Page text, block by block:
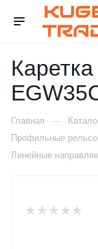
Главная —
Профильные
Линейные